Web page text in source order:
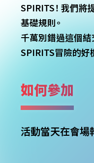
SPIRITS！ 我們將
基礎規則。
千萬別錯過這個
SPIRITS冒險的好
如何參加
活動當天在會場